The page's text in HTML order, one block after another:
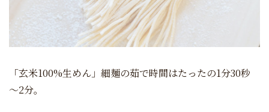
「玄米100%生めん」細麺の茹で時間はたったの1分30秒
～2分。